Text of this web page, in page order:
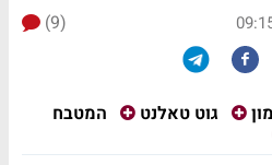
(9)
גוט טאלנט
המטבח